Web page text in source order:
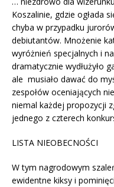
Koszalinie, gdzie ogłada
chyba w przypadku
debiutantów. Mnożenie
wyróżnień specjalnych i
dramatycznie wydłużyło
ale musiało dawać do
zespołów oceniających
niemal każdej propozycji
jednego z czterech
LISTA NIEOBECNOŚCI
W tym nagrodowym
ewidentne kiksy i